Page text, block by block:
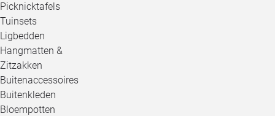
Picknicktafels
Tuinsets
Ligbedden
Hangmatten &
Zitzakken
Buitenaccessoires
Buitenkleden
Bloempotten